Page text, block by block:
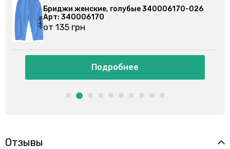
026
Бриджи женские, черные
Арт: 340006170
Отзывы